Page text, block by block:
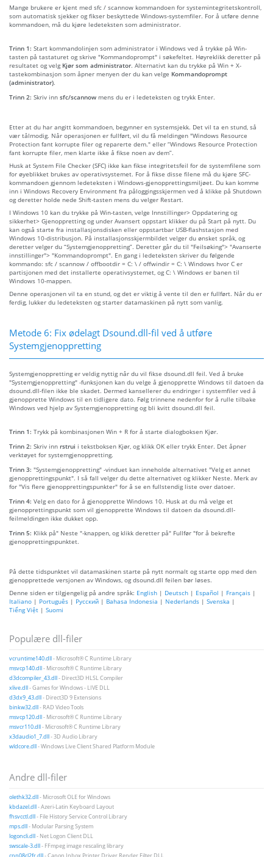
Mange brukere er kjent med sfc / scannow kommandoen for systemintegritetskontroll,
som automatisk sjekker og fikser beskyttede Windows-systemfiler. For å utføre denne
kommandoen, må du kjøre ledeteksten som administrator.
Trinn 1: Start kommandolinjen som administrator i Windows ved å trykke på Win-
tasten på tastaturet og skrive "Kommandoprompt" i søkefeltet. Høyreklikk deretter på
resultatet og velg Kjør som administrator. Alternativt kan du trykke på Win + X-
tastekombinasjon som åpner menyen der du kan velge Kommandoprompt
(administrator).
Trinn 2: Skriv inn sfc/scannow mens du er i ledeteksten og trykk Enter.
Etter at du har angitt kommandoen, begynner en systemsjekk. Det vil ta en stund, så
vær tålmodig. Når operasjonen er fullført, vil du få meldingen "Windows Resource
Protection fant korrupte filer og reparerte dem." eller “Windows Resource Protection
fant korrupte filer, men klarte ikke å fikse noen av dem”.
Husk at System File Checker (SFC) ikke kan fikse integritetsfeil for de systemfilene som
for øyeblikket brukes av operativsystemet. For å fikse disse filene må du kjøre SFC-
kommandoen gjennom ledeteksten i Windows-gjenopprettingsmiljøet. Du kan komme
inn i Windows Recovery Environment fra påloggingsskjermen ved å klikke på Shutdown
og deretter holde nede Shift-tasten mens du velger Restart.
I Windows 10 kan du trykke på Win-tasten, velge Innstillinger> Oppdatering og
sikkerhet> Gjenoppretting og under Avansert oppstart klikker du på Start på nytt. Du
kan også starte fra installasjonsdisken eller oppstartbar USB-flashstasjon med
Windows 10-distribusjon. På installasjonsskjermbildet velger du ønsket språk, og
deretter velger du “Systemgjenoppretting”. Deretter går du til "Feilsøking"> "Avanserte
innstillinger"> "Kommandoprompt". En gang i ledeteksten skriver du følgende
kommando: sfc / scannow / offbootdir = C: \ / offwindir = C: \ Windows hvor C er
partisjonen med det installerte operativsystemet, og C: \ Windows er banen til
Windows 10-mappen.
Denne operasjonen vil ta en stund, og det er viktig å vente til den er fullført. Når du er
ferdig, lukker du ledeteksten og starter datamaskinen på nytt som vanlig.
Metode 6: Fix ødelagt Dsound.dll-fil ved å utføre
Systemgjenoppretting
Systemgjenoppretting er veldig nyttig når du vil fikse dsound.dll feil. Ved å bruke
"Systemgjenoppretting" -funksjonen kan du velge å gjenopprette Windows til datoen da
dsound.dll-filen ikke ble skadet. Dermed kansellerer du endringer i systemfiler ved å
gjenopprette Windows til en tidligere dato. Følg trinnene nedenfor for å rulle tilbake
Windows ved hjelp av Systemgjenoppretting og bli kvitt dsound.dll feil.
Trinn 1: Trykk på kombinasjonen Win + R for å starte dialogboksen Kjør.
Trinn 2: Skriv inn rstrui i tekstboksen Kjør, og klikk OK eller trykk Enter. Det åpner
verktøyet for systemgjenoppretting.
Trinn 3: "Systemgjenoppretting" -vinduet kan inneholde alternativet "Velg et annet
gjenopprettingspunkt". I så fall velger du dette alternativet og klikker Neste. Merk av
for "Vis flere gjenopprettingspunkter" for å se en fullstendig liste over datoer.
Trinn 4: Velg en dato for å gjenopprette Windows 10. Husk at du må velge et
gjenopprettingspunkt som vil gjenopprette Windows til datoen da dsound.dll-
feilmeldingen ikke dukket opp.
Trinn 5: Klikk på" Neste "-knappen, og klikk deretter på" Fullfør "for å bekrefte
gjenopprettingspunktet.
På dette tidspunktet vil datamaskinen starte på nytt normalt og starte opp med den
gjenopprettede versjonen av Windows, og dsound.dll feilen bør løses.
Denne siden er tilgjengelig på andre språk: English | Deutsch | Español | Français |
Italiano | Português | Русский | Bahasa Indonesia | Nederlands | Svenska |
Tiếng Việt | Suomi
Populære dll-filer
vcruntime140.dll- Microsoft® C Runtime Library
msvcp140.dll- Microsoft® C Runtime Library
d3dcompiler_43.dll- Direct3D HLSL Compiler
xlive.dll- Games for Windows - LIVE DLL
d3dx9_43.dll- Direct3D 9 Extensions
binkw32.dll- RAD Video Tools
msvcp120.dll- Microsoft® C Runtime Library
msvcr110.dll- Microsoft® C Runtime Library
x3daudio1_7.dll- 3D Audio Library
wldcore.dll- Windows Live Client Shared Platform Module
Andre dll-filer
olethk32.dll- Microsoft OLE for Windows
kbdazel.dll- Azeri-Latin Keyboard Layout
fhsvcctl.dll- File History Service Control Library
mps.dll- Modular Parsing System
logoncli.dll- Net Logon Client DLL
swscale-3.dll- FFmpeg image rescaling library